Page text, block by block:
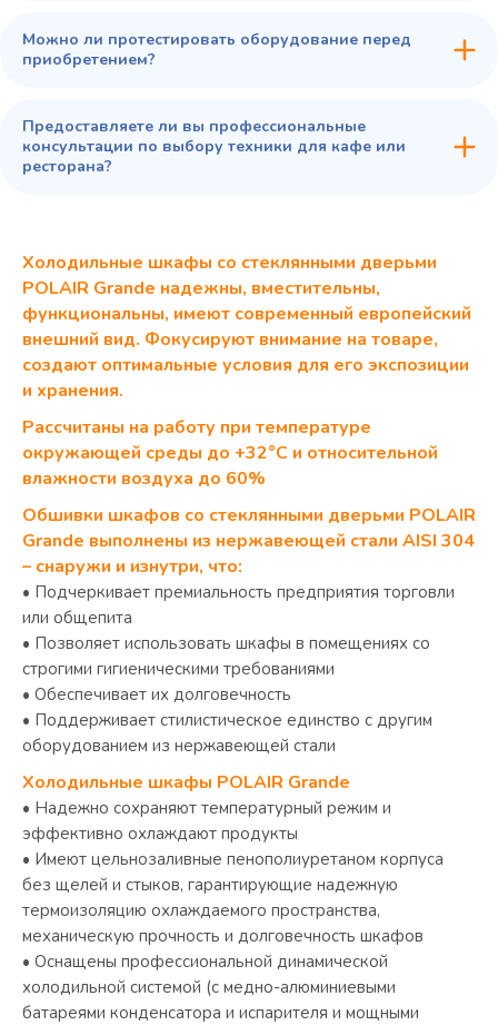
Можно ли протестировать оборудование перед
приобретением?
Предоставляете ли вы профессиональные
консультации по выбору техники для кафе или
ресторана?
Холодильные шкафы со стеклянными дверьми
POLAIR Grande надежны, вместительны,
функциональны, имеют современный европейский
внешний вид. Фокусируют внимание на товаре,
создают оптимальные условия для его экспозиции
и хранения.
Рассчитаны на работу при температуре
окружающей среды до +32°С и относительной
влажности воздуха до 60%
Обшивки шкафов со стеклянными дверьми POLAIR
Grande выполнены из нержавеющей стали AISI 304
– снаружи и изнутри, что:
• Подчеркивает премиальность предприятия торговли
или общепита
• Позволяет использовать шкафы в помещениях со
строгими гигиеническими требованиями
• Обеспечивает их долговечность
• Поддерживает стилистическое единство с другим
оборудованием из нержавеющей стали
Холодильные шкафы POLAIR Grande
• Надежно сохраняют температурный режим и
эффективно охлаждают продукты
• Имеют цельнозаливные пенополиуретаном корпуса
без щелей и стыков, гарантирующие надежную
термоизоляцию охлаждаемого пространства,
механическую прочность и долговечность шкафов
• Оснащены профессиональной динамической
холодильной системой (с медно-алюминиевыми
батареями конденсатора и испарителя и мощными